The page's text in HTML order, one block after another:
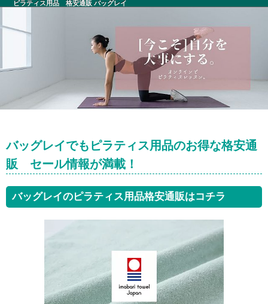
ピラティス用品 格安通販 バッグレイ
バッグレイでもピラティス用品のお得な格安通
販 セール情報が満載！
バッグレイのピラティス用品格安通販はコチラ